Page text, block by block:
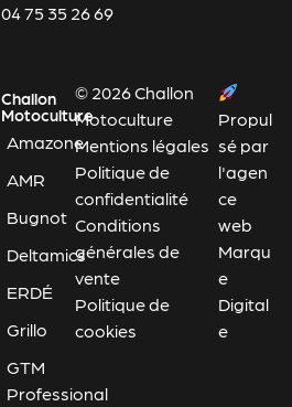
04 75 35 26 69
Challon
Motoculture
Amazone
AMR
Bugnot
Deltamics
ERDÉ
Grillo
GTM
Professional
© 2026 Challon
Motoculture
Mentions légales
Politique de
confidentialité
Conditions
générales de
vente
Politique de
cookies
Propul
sé par
l'agen
ce
web
Marqu
e
Digital
e